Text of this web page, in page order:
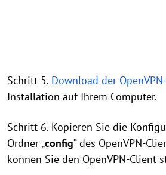
Schritt 5. Download der
Installation auf Ihrem Computer.
Schritt 6. Kopieren Sie die
Ordner „config“ des OpenVPN-
können Sie den OpenVPN-Client